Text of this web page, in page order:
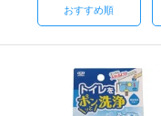
おすすめ順